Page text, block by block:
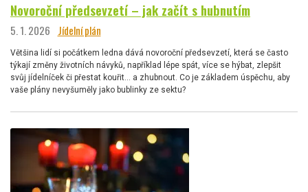
Novoroční předsevzetí – jak začít s hubnutím
5. 1. 2026 Jídelní plán
Většina lidí si počátkem ledna dává novoroční předsevzetí, která se často
týkají změny životních návyků, například lépe spát, více se hýbat, zlepšit
svůj jídelníček či přestat kouřit… a zhubnout. Co je základem úspěchu, aby
vaše plány nevyšuměly jako bublinky ze sektu?